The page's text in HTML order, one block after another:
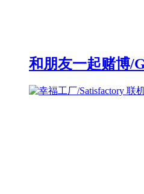
和朋友一起赌博/